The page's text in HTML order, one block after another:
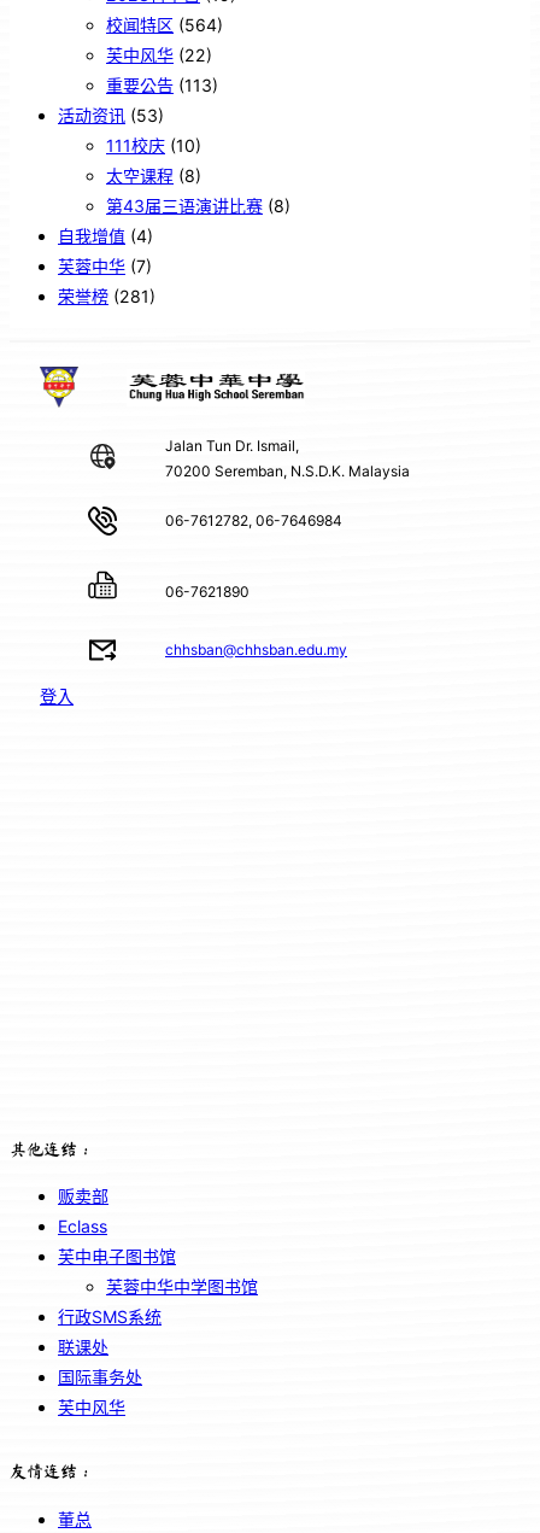
校闻特区 (564)
芙中风华 (22)
重要公告 (113)
活动资讯 (53)
111校庆 (10)
太空课程 (8)
第43届三语演讲比赛 (8)
自我增值 (4)
芙蓉中华 (7)
荣誉榜 (281)
Jalan Tun Dr. Ismail,
70200 Seremban, N.S.D.K. Malaysia
06-7612782, 06-7646984
06-7621890
chhsban@chhsban.edu.my
登入
其他连结：
贩卖部
Eclass
芙中电子图书馆
芙蓉中华中学图书馆
行政SMS系统
联课处
国际事务处
芙中风华
友情连结：
董总